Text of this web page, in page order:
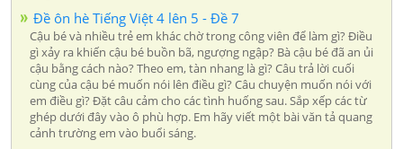
Đề ôn hè Tiếng Việt 4 lên 5 - Đề 7
Cậu bé và nhiều trẻ em khác chờ trong công viên để làm gì? Điều
gì xảy ra khiến cậu bé buồn bã, ngượng ngập? Bà cậu bé đã an ủi
cậu bằng cách nào? Theo em, tàn nhang là gì? Câu trả lời cuối
cùng của cậu bé muốn nói lên điều gì? Câu chuyện muốn nói với
em điều gì? Đặt câu cảm cho các tình huống sau. Sắp xếp các từ
ghép dưới đây vào ô phù hợp. Em hãy viết một bài văn tả quang
cảnh trường em vào buổi sáng.